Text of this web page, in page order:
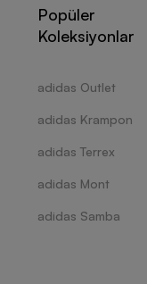
Popüler
Koleksiyonlar
adidas Outlet
adidas Krampon
adidas Terrex
adidas Mont
adidas Samba